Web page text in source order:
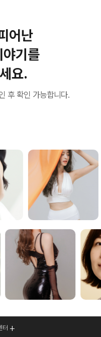
어난
기를
요.
후 확인 가능합니다.
터